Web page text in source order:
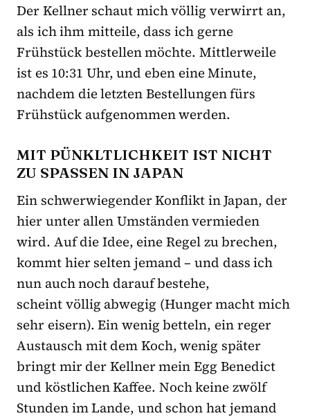
Der Kellner schaut mich völlig verwirrt an,
als ich ihm mitteile, dass ich gerne
Frühstück bestellen möchte. Mittlerweile
ist es 10:31 Uhr, und eben eine Minute,
nachdem die letzten Bestellungen fürs
Frühstück aufgenommen werden.
MIT PÜNKLTLICHKEIT IST NICHT
ZU SPASSEN IN JAPAN
Ein schwerwiegender Konflikt in Japan, der
hier unter allen Umständen vermieden
wird. Auf die Idee, eine Regel zu brechen,
kommt hier selten jemand – und dass ich
nun auch noch darauf bestehe,
scheint völlig abwegig (Hunger macht mich
sehr eisern). Ein wenig betteln, ein reger
Austausch mit dem Koch, wenig später
bringt mir der Kellner mein Egg Benedict
und köstlichen Kaffee. Noch keine zwölf
Stunden im Lande, und schon hat jemand